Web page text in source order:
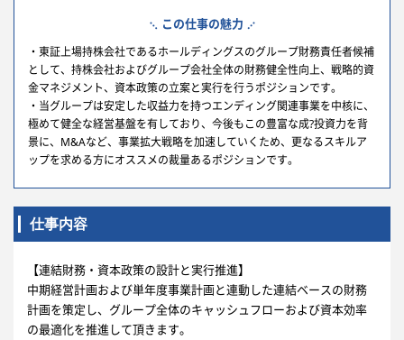
この仕事の魅力
・東証上場持株会社であるホールディングスのグループ財務責任者候補
として、持株会社およびグループ会社全体の財務健全性向上、戦略的資
金マネジメント、資本政策の立案と実行を行うポジションです。
・当グループは安定した収益力を持つエンディング関連事業を中核に、
極めて健全な経営基盤を有しており、今後もこの豊富な成?投資力を背
景に、M&Aなど、事業拡大戦略を加速していくため、更なるスキルア
ップを求める方にオススメの裁量あるポジションです。
仕事内容
【連結財務・資本政策の設計と実行推進】
中期経営計画および単年度事業計画と連動した連結ベースの財務
計画を策定し、グループ全体のキャッシュフローおよび資本効率
の最適化を推進して頂きます。